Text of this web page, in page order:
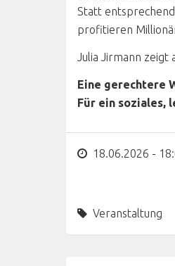
Statt
profitieren
Julia Jirmann
Eine gerechtere
Für ein soziales,
18.06.2026 -
Veranstaltung